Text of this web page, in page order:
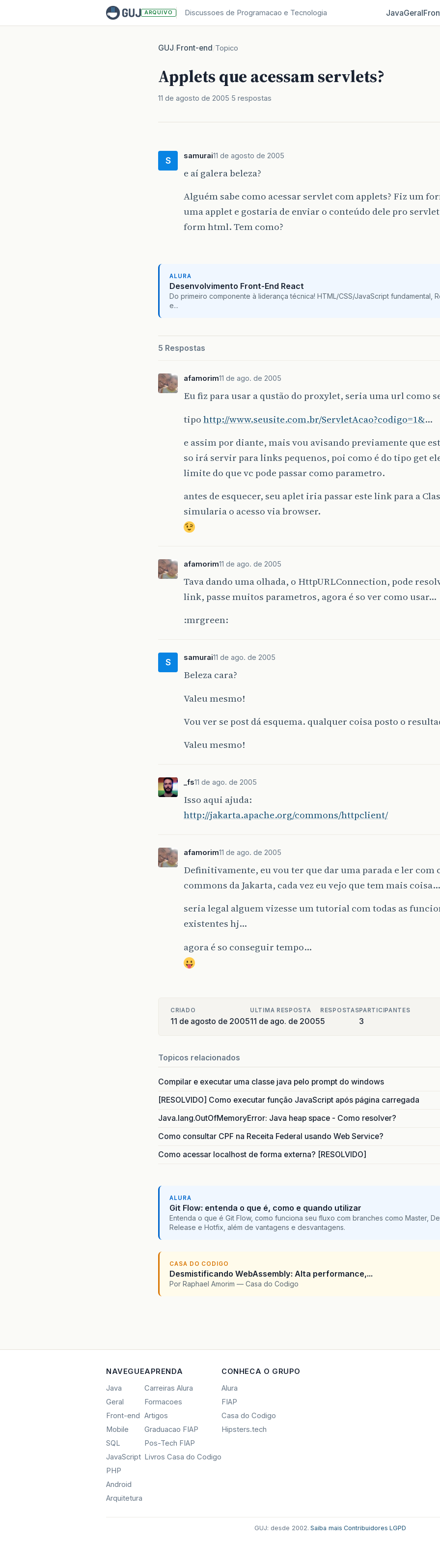
ARQUIVO Discussoes de Programacao e Tecnologia JavaGeral
GUJ/Front-end/Topico
Applets que acessam servlets?
11 de agosto de 2005 5 respostas
S samurai11 de agosto de 2005
e aí galera beleza?
Alguém sabe como acessar servlet com applets? Fiz um
uma applet e gostaria de enviar o conteúdo dele pro
form html. Tem como?
ALURA
Desenvolvimento Front-End React
Do primeiro componente à liderança técnica! HTML/CSS/JavaScript fundamental,
e...
5 Respostas
afamorim11 de ago. de 2005
Eu fiz para usar a qustão do proxylet, seria uma url como
tipohttp://www.seusite.com.br/ServletAcao?codigo=1&…
e assim por diante, mais vou avisando previamente que
so irá servir para links pequenos, poi como é do tipo get
limite do que vc pode passar como parametro.
antes de esquecer, seu aplet iria passar este link para a
simularia o acesso via browser.
afamorim11 de ago. de 2005
Tava dando uma olhada, o HttpURLConnection, pode
link, passe muitos parametros, agora é so ver como usar…
:mrgreen:
S samurai11 de ago. de 2005
Beleza cara?
Valeu mesmo!
Vou ver se post dá esquema. qualquer coisa posto o
Valeu mesmo!
_fs11 de ago. de 2005
Isso aqui ajuda:
http://jakarta.apache.org/commons/httpclient/
afamorim11 de ago. de 2005
Definitivamente, eu vou ter que dar uma parada e ler com
commons da Jakarta, cada vez eu vejo que tem mais coisa…
seria legal alguem vizesse um tutorial com todas as
existentes hj…
agora é so conseguir tempo…
CRIADO
11 de agosto de 2005
ULTIMA RESPOSTA
11 de ago. de 2005
RESPOSTAS
5
PARTICIPANTES
3
Topicos relacionados
Compilar e executar uma classe java pelo prompt do windows
[RESOLVIDO] Como executar função JavaScript após página carregada
Java.lang.OutOfMemoryError: Java heap space - Como resolver?
Como consultar CPF na Receita Federal usando Web Service?
Como acessar localhost de forma externa? [RESOLVIDO]
ALURA
Git Flow: entenda o que é, como e quando utilizar
Entenda o que é Git Flow, como funciona seu fluxo com branches como Master,
Release e Hotfix, além de vantagens e desvantagens.
CASA DO CODIGO
Desmistificando WebAssembly: Alta performance,...
Por Raphael Amorim — Casa do Codigo
NAVEGUE
Java
Geral
Front-end
Mobile
SQL
JavaScript
PHP
Android
Arquitetura
APRENDA
Carreiras Alura
Formacoes
Artigos
Graduacao FIAP
Pos-Tech FIAP
Livros Casa do Codigo
CONHECA O GRUPO
Alura
FIAP
Casa do Codigo
Hipsters.tech
GUJ: desde 2002.·Saiba mais·Contribuidores·LGPD